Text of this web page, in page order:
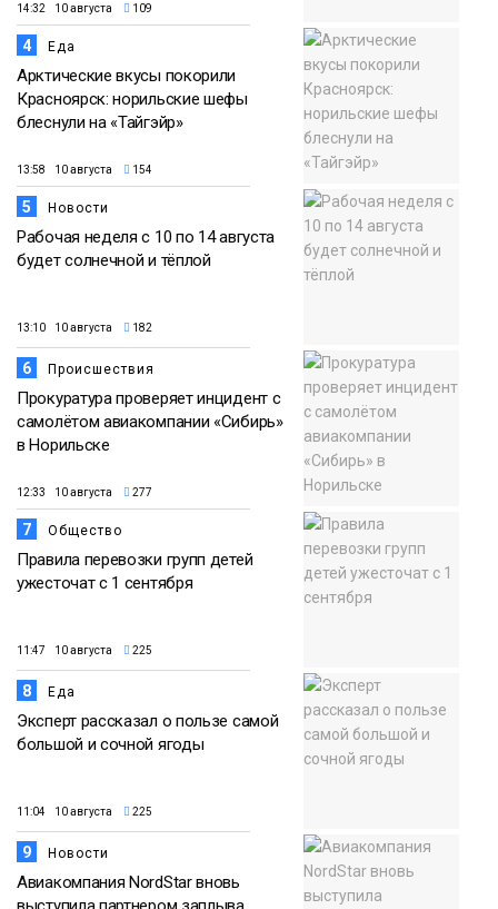
14:32 10 августа 109
4 Еда
Арктические вкусы покорили
Красноярск: норильские шефы
блеснули на «Тайгэйр»
13:58 10 августа 154
5 Новости
Рабочая неделя с 10 по 14 августа
будет солнечной и тёплой
13:10 10 августа 182
6 Происшествия
Прокуратура проверяет инцидент с
самолётом авиакомпании «Сибирь»
в Норильске
12:33 10 августа 277
7 Общество
Правила перевозки групп детей
ужесточат с 1 сентября
11:47 10 августа 225
8 Еда
Эксперт рассказал о пользе самой
большой и сочной ягоды
11:04 10 августа 225
9 Новости
Авиакомпания NordStar вновь